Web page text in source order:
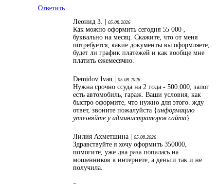
Ответить
Леонид З. |
05.08.2026
Как можно оформить сегодня 55 000 ,
буквально на месяц. Скажите, что от меня
потребуется, какие документы вы оформляете,
будет ли график платежей и как вообще мне
платить ежемесячно.
Demidov Ivan | 05.08.2026
Нужна срочно ссуда на 2 года - 500.000, залог
есть автомобиль, гараж. Ваши условия, как
быстро оформите, что нужно для этого. жду
ответ, звоните пожалуйста {информацию
уточняйте у администраторов сайта}
Лилия Ахметшина | 05.08.2026
Здравствуйте я хочу оформить 350000,
помогите, уже два раза попалась на
мошенников в интернете, а деньги так и не
получила.